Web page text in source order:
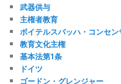
武器供与
主権者教育
ボイテルスバッハ・コンセン
教育文化主権
基本法第1条
ドイツ
ゴードン・グレンジャー